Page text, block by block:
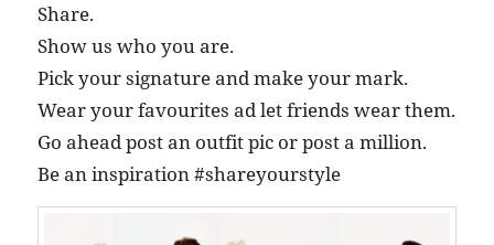
Share.
Show us who you are.
Pick your signature and make your mark.
Wear your favourites ad let friends wear them.
Go ahead post an outfit pic or post a million.
Be an inspiration #shareyourstyle